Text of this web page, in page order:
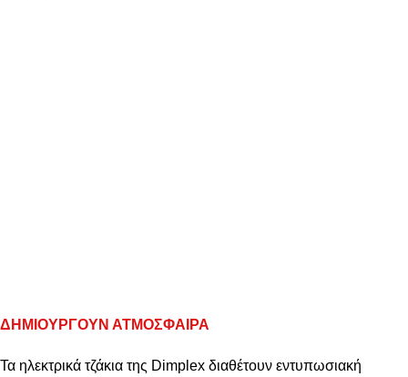
ΔΗΜΙΟΥΡΓΟΥΝ ΑΤΜΟΣΦΑΙΡΑ
Τα ηλεκτρικά τζάκια της Dimplex διαθέτουν εντυπωσιακή